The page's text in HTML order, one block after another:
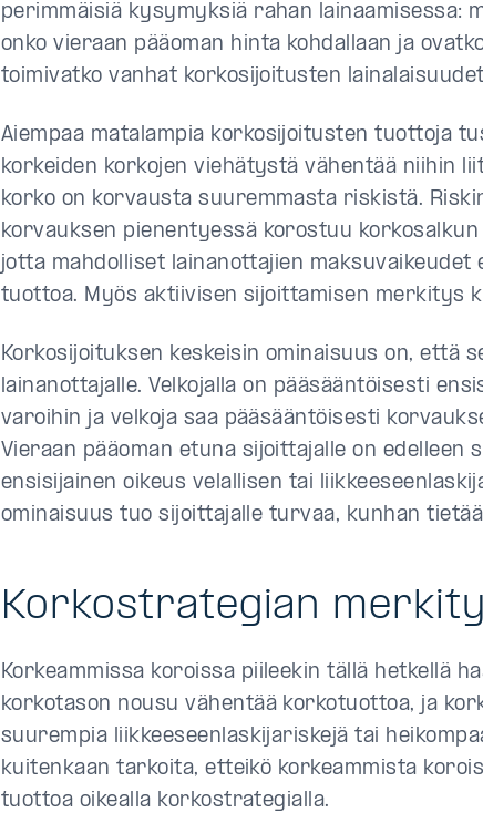
perimmäisiä kysymyksiä rahan lainaamisessa:
onko vieraan pääoman hinta kohdallaan ja
toimivatko vanhat korkosijoitusten
Aiempaa matalampia korkosijoitusten tuottoja
korkeiden korkojen viehätystä vähentää niihin
korko on korvausta suuremmasta riskistä.
korvauksen pienentyessä korostuu
jotta mahdolliset lainanottajien maksuvaikeudet
tuottoa. Myös aktiivisen sijoittamisen merkitys
Korkosijoituksen keskeisin ominaisuus on, että
lainanottajalle. Velkojalla on pääsääntöisesti
varoihin ja velkoja saa pääsääntöisesti
Vieraan pääoman etuna sijoittajalle on edelleen
ensisijainen oikeus velallisen tai
ominaisuus tuo sijoittajalle turvaa, kunhan
Korkostrategian
Korkeammissa koroissa piileekin tällä hetkellä
korkotason nousu vähentää korkotuottoa, ja
suurempia liikkeeseenlaskijariskejä tai
kuitenkaan tarkoita, etteikö korkeammista
tuottoa oikealla korkostrategialla.